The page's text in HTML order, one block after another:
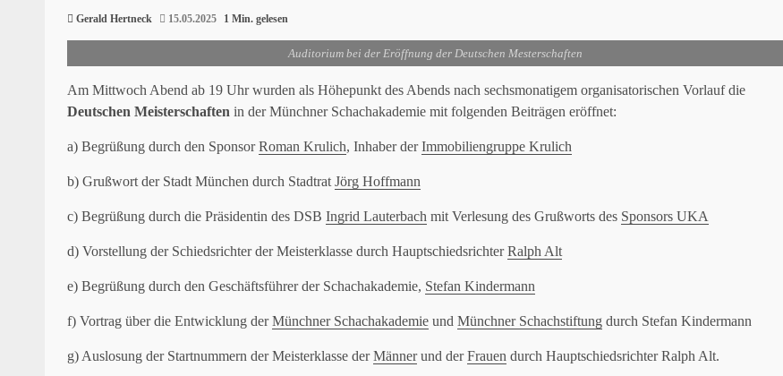
Gerald Hertneck 15.05.2025 1 Min. gelesen
Auditorium bei der Eröffnung der Deutschen Mesterschaften
Am Mittwoch Abend ab 19 Uhr wurden als Höhepunkt des Abends nach sechsmonatigem organisatorischen Vorlauf die
Deutschen Meisterschaften in der Münchner Schachakademie mit folgenden Beiträgen eröffnet:
a) Begrüßung durch den SponsorRoman Krulich, Inhaber derImmobiliengruppe Krulich
b) Grußwort der Stadt München durch Stadtrat Jörg Hoffmann
c) Begrüßung durch die Präsidentin des DSB Ingrid Lauterbach mit Verlesung des Grußworts des Sponsors UKA
d) Vorstellung der Schiedsrichter der Meisterklasse durch HauptschiedsrichterRalph Alt
e) Begrüßung durch den Geschäftsführer der Schachakademie, Stefan Kindermann
f) Vortrag über die Entwicklung derMünchner Schachakademie und Münchner Schachstiftung durch Stefan Kindermann
g) Auslosung der Startnummern der Meisterklasse derMännerund derFrauen durch Hauptschiedsrichter Ralph Alt.